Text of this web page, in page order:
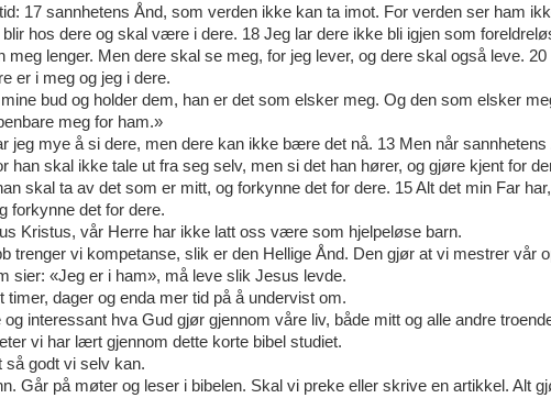
17 sannhetens Ånd, som verden ikke kan ta imot. For verden ser ham
blir hos dere og skal være i dere. 18 Jeg lar dere ikke bli igjen som
meg lenger. Men dere skal se meg, for jeg lever, og dere skal også leve.
er i meg og jeg i dere.
bud og holder dem, han er det som elsker meg. Og den som elsker
meg for ham.»
jeg mye å si dere, men dere kan ikke bære det nå. 13 Men når
han skal ikke tale ut fra seg selv, men si det han hører, og gjøre kjent for
skal ta av det som er mitt, og forkynne det for dere. 15 Alt det min Far
forkynne det for dere.
Kristus, vår Herre har ikke latt oss være som hjelpeløse barn.
trenger vi kompetanse, slik er den Hellige Ånd. Den gjør at vi mestrer vår
sier: «Jeg er i ham», må leve slik Jesus levde.
timer, dager og enda mer tid på å undervist om.
og interessant hva Gud gjør gjennom våre liv, både mitt og alle andre
vi har lært gjennom dette korte bibel studiet.
så godt vi selv kan.
Går på møter og leser i bibelen. Skal vi preke eller skrive en artikkel. Alt